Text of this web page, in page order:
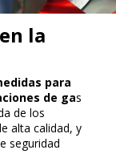
la
para
de gas
de los
alta calidad, y
seguridad